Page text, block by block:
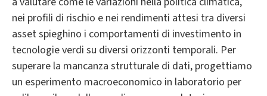
nei profili di rischio e nei rendimenti attesi tra diversi
asset spieghino i comportamenti di investimento in
tecnologie verdi su diversi orizzonti temporali. Per
superare la mancanza strutturale di dati, progettiamo
un esperimento macroeconomico in laboratorio per